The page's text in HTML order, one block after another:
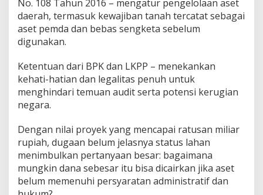
No. 108 Tahun 2016 – mengatur pengelolaan aset
daerah, termasuk kewajiban tanah tercatat sebagai
aset pemda dan bebas sengketa sebelum
digunakan.
Ketentuan dari BPK dan LKPP – menekankan
kehati-hatian dan legalitas penuh untuk
menghindari temuan audit serta potensi kerugian
negara.
Dengan nilai proyek yang mencapai ratusan miliar
rupiah, dugaan belum jelasnya status lahan
menimbulkan pertanyaan besar: bagaimana
mungkin dana sebesar itu bisa dicairkan jika aset
belum memenuhi persyaratan administratif dan